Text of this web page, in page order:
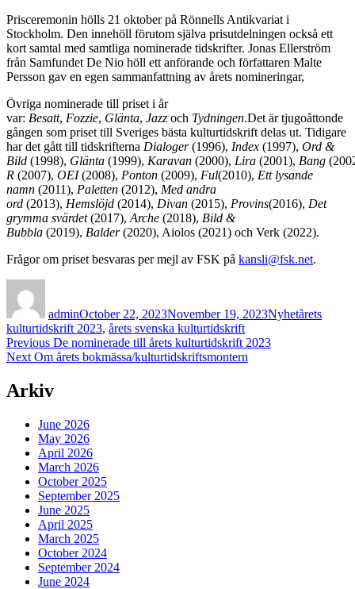
Prisceremonin hölls 21 oktober på Rönnells Antikvariat i
Stockholm. Den innehöll förutom själva prisutdelningen också ett
kort samtal med samtliga nominerade tidskrifter. Jonas Ellerström
från Samfundet De Nio höll ett anförande och författaren Malte
Persson gav en egen sammanfattning av årets nomineringar,
Övriga nominerade till priset i år
var: Besatt, Fozzie, Glänta, Jazz och Tydningen.Det är tjugoåttonde
gången som priset till Sveriges bästa kulturtidskrift delas ut. Tidigare
har det gått till tidskrifterna Dialoger(1996), Index (1997), Ord &
Bild (1998), Glänta (1999), Karavan (2000), Lira (2001), Bang
R (2007), OEI(2008), Ponton (2009), Ful(2010), Ett lysande
namn (2011), Paletten (2012), Med andra
ord (2013), Hemslöjd (2014), Divan (2015), Provins(2016), Det
grymma svärdet(2017), Arche (2018), Bild &
Bubbla (2019), Balder(2020), Aiolos (2021) och Verk (2022).
Frågor om priset besvaras per mejl av FSK på kansli@fsk.net.
adminOctober 22, 2023November 19, 2023Nyhetårets
kulturtidskrift 2023, årets svenska kulturtidskrift
Post
navigation
Previous Previous
post:
De nominerade till årets kulturtidskrift 2023
Next Next
Om årets bokmässa/kulturtidskriftsmontern
Arkiv
June 2026
May 2026
April 2026
March 2026
October 2025
September 2025
June 2025
April 2025
March 2025
October 2024
September 2024
June 2024